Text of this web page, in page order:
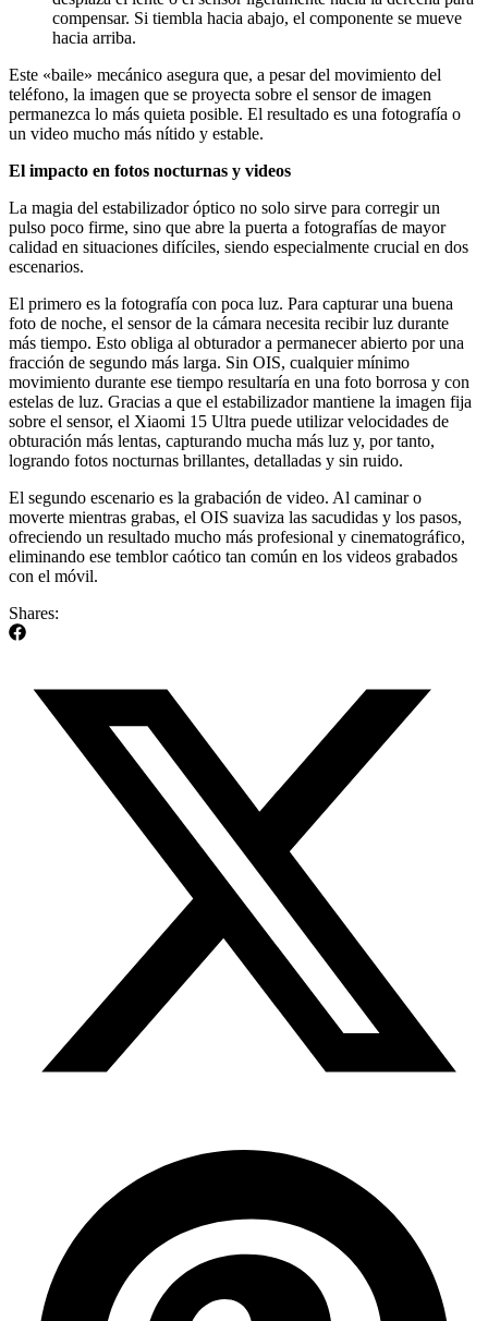
compensar. Si tiembla hacia abajo, el componente se mueve
hacia arriba.
Este «baile» mecánico asegura que, a pesar del movimiento del
teléfono, la imagen que se proyecta sobre el sensor de imagen
permanezca lo más quieta posible. El resultado es una fotografía o
un video mucho más nítido y estable.
El impacto en fotos nocturnas y videos
La magia del estabilizador óptico no solo sirve para corregir un
pulso poco firme, sino que abre la puerta a fotografías de mayor
calidad en situaciones difíciles, siendo especialmente crucial en dos
escenarios.
El primero es la fotografía con poca luz. Para capturar una buena
foto de noche, el sensor de la cámara necesita recibir luz durante
más tiempo. Esto obliga al obturador a permanecer abierto por una
fracción de segundo más larga. Sin OIS, cualquier mínimo
movimiento durante ese tiempo resultaría en una foto borrosa y con
estelas de luz. Gracias a que el estabilizador mantiene la imagen fija
sobre el sensor, el Xiaomi 15 Ultra puede utilizar velocidades de
obturación más lentas, capturando mucha más luz y, por tanto,
logrando fotos nocturnas brillantes, detalladas y sin ruido.
El segundo escenario es la grabación de video. Al caminar o
moverte mientras grabas, el OIS suaviza las sacudidas y los pasos,
ofreciendo un resultado mucho más profesional y cinematográfico,
eliminando ese temblor caótico tan común en los videos grabados
con el móvil.
Shares: